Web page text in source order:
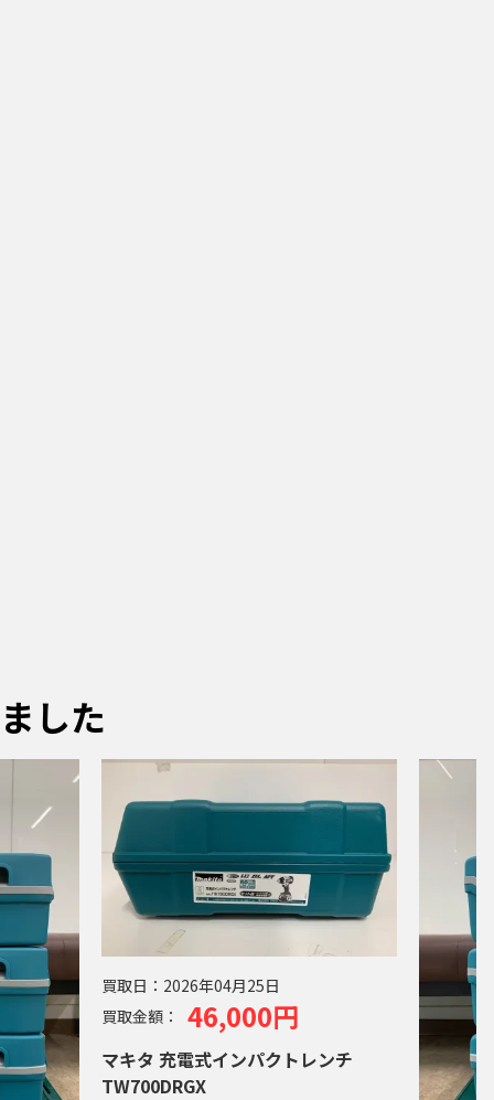
した
買取日： 2026年04月25日
買取金額：
46,000円
マキタ 充電式インパクトレンチ
TW700DRGX